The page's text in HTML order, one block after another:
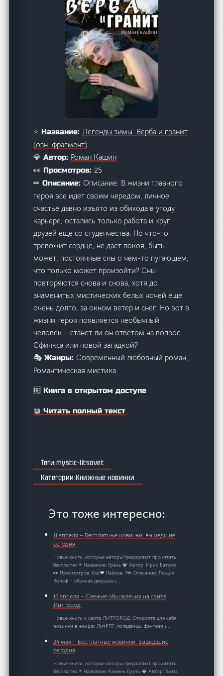
⭐ Название:Легенды зимы. Верба и гранит
(озн. фрагмент)
💎 Автор: Роман Кашин
👀 Просмотров:25
✏ Описание:Описание: В жизни главного
героя все идет своим чередом, личное
счастье давно изъято из обихода в угоду
карьере, остались только работа и круг
друзей еще со студенчества. Но что-то
тревожит сердце, не дает покоя, быть
может, постоянные сны о чем-то пугающем,
что только может произойти? Сны
повторяются снова и снова, хотя до
знаменитых мистических белых ночей еще
очень долго, за окном ветер и снег. Но вот в
жизни героя появляется необычный
человек – станет ли он ответом на вопрос
Сфинкса или новой загадкой?
🎭 Жанры:Современный любовный роман,
Романтическая мистика
🆓 Книга в открытом доступе
📖 Читать полный текст
mystic-litsovet
Книжные новинки
Это тоже интересно:
11 апреля – Бесплатные новинки, вышедшие
сегодня
Новые книги, которые авторы предлагают прочитать
бесплатно ⭐ Название: Грань 💎 Автор: Ирис Батуро
👀 Просмотров: 646❤ Лайков: 7✏ Описание: Люция
Вольф - обычная девушка с…
15 апреля – Свежие обновления на сайте
Литгород
Новые книги с сайта ЛИТГОРОД. Откройте для себя
новинки в жанрах ЛитРПГ, попаданцы, фэнтези и…
24 мая – Бесплатные новинки, вышедшие
сегодня
Новые книги, которые авторы предлагают прочитать
бесплатно ⭐ Название: Камень Груны 💎 Автор: Эмма